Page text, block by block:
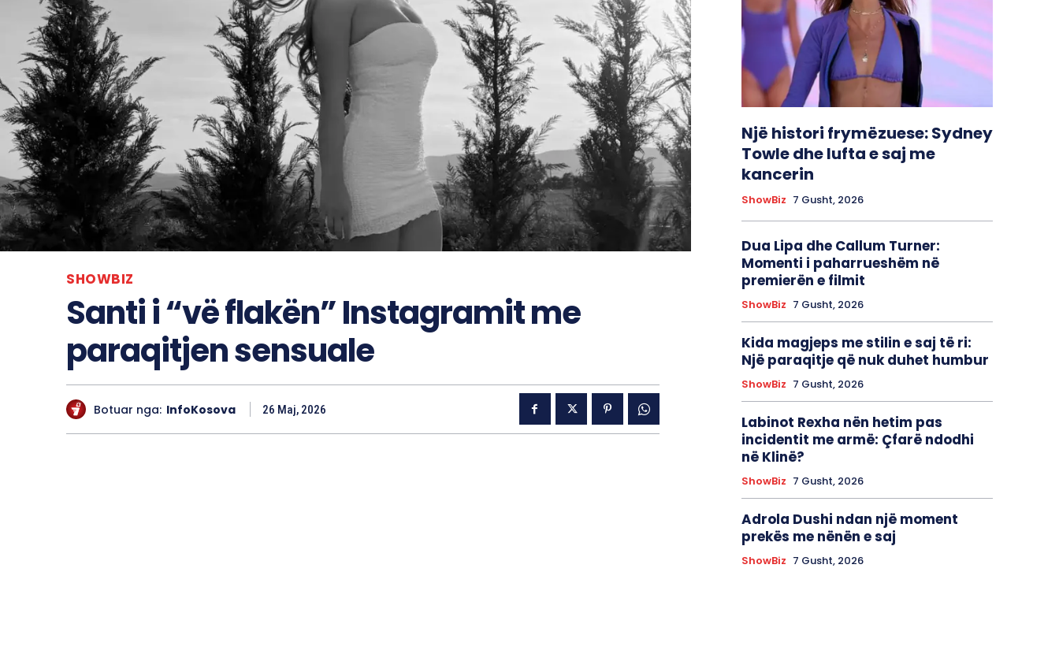
SHOWBIZ
Santi i “vë flakën” Instagramit me
paraqitjen sensuale
Botuar nga: InfoKosova 26 Maj, 2026
Një histori frymëzuese: Sydney
Towle dhe lufta e saj me
kancerin
ShowBiz 7 Gusht, 2026
Dua Lipa dhe Callum Turner:
Momenti i paharrueshëm në
premierën e filmit
ShowBiz 7 Gusht, 2026
Kida magjeps me stilin e saj të ri:
Një paraqitje që nuk duhet humbur
ShowBiz 7 Gusht, 2026
Labinot Rexha nën hetim pas
incidentit me armë: Çfarë ndodhi
në Klinë?
ShowBiz 7 Gusht, 2026
Adrola Dushi ndan një moment
prekës me nënën e saj
ShowBiz 7 Gusht, 2026